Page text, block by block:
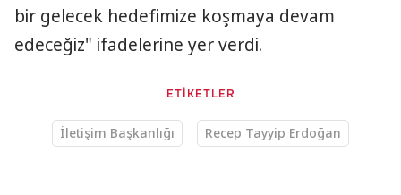
bir gelecek hedefimize koşmaya devam
edeceğiz" ifadelerine yer verdi.
ETİKETLER
İletişim Başkanlığı Recep Tayyip Erdoğan